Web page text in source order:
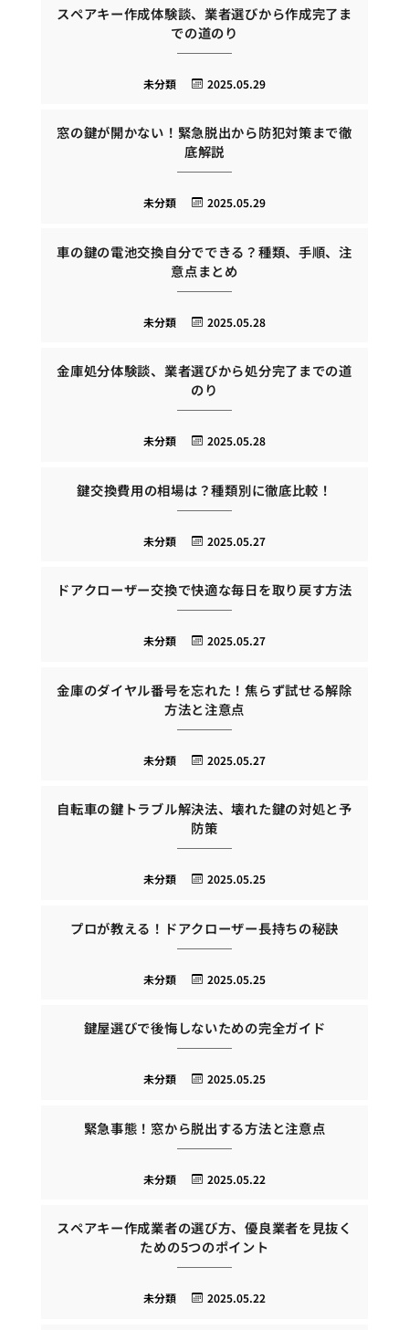
スペアキー作成体験談、業者選びから作成完了ま
での道のり
2025.05.29
未分類
窓の鍵が開かない！緊急脱出から防犯対策まで徹
底解説
2025.05.29
未分類
車の鍵の電池交換自分でできる？種類、手順、注
意点まとめ
2025.05.28
未分類
金庫処分体験談、業者選びから処分完了までの道
のり
2025.05.28
未分類
鍵交換費用の相場は？種類別に徹底比較！
2025.05.27
未分類
ドアクローザー交換で快適な毎日を取り戻す方法
2025.05.27
未分類
金庫のダイヤル番号を忘れた！焦らず試せる解除
方法と注意点
2025.05.27
未分類
自転車の鍵トラブル解決法、壊れた鍵の対処と予
防策
2025.05.25
未分類
プロが教える！ドアクローザー長持ちの秘訣
2025.05.25
未分類
鍵屋選びで後悔しないための完全ガイド
2025.05.25
未分類
緊急事態！窓から脱出する方法と注意点
2025.05.22
未分類
スペアキー作成業者の選び方、優良業者を見抜く
ための5つのポイント
2025.05.22
未分類